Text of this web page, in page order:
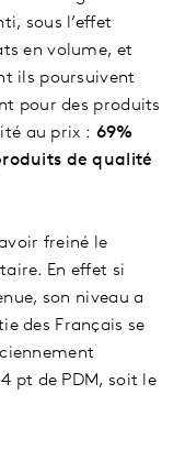
sous l’effet
en volume, et
ils poursuivent
pour des produits
au prix : 69%
de qualité
freiné le
En effet si
son niveau a
des Français se
pt de PDM, soit le